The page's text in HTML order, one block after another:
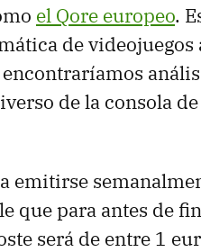
el Qore europeo.
de videojuegos
de la consola
emitirse
que para antes de
será de entre 1